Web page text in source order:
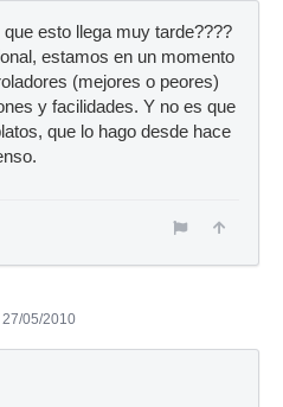
esto llega muy tarde????
estamos en un momento
(mejores o peores)
y facilidades. Y no es que
que lo hago desde hace
05/2010